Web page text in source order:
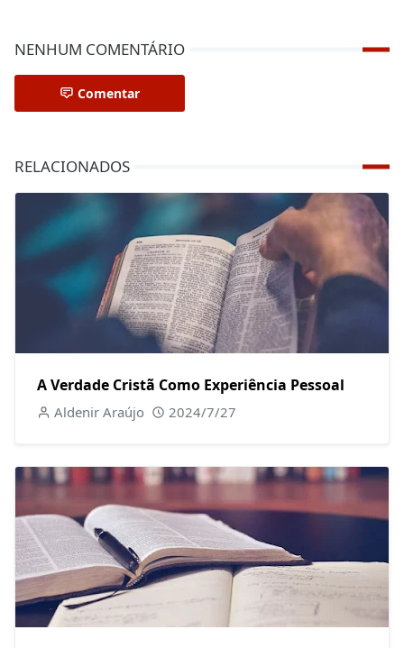
NENHUM COMENTÁRIO
Comentar
RELACIONADOS
A Verdade Cristã Como Experiência Pessoal
Aldenir Araújo 2024/7/27